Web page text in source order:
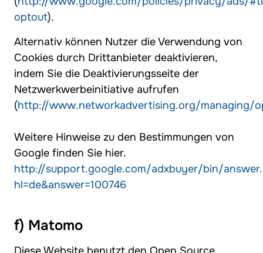
optout).
Alternativ können Nutzer die Verwendung von
Cookies durch Drittanbieter deaktivieren,
indem Sie die Deaktivierungsseite der
Netzwerkwerbeinitiative aufrufen
(http://www.networkadvertising.org/managing/
Weitere Hinweise zu den Bestimmungen von
Google finden Sie hier.
http://support.google.com/adxbuyer/bin/
hl=de&answer=100746
f) Matomo